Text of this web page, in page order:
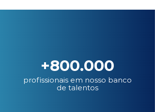
+800.000
profissionais em nosso banco
de talentos